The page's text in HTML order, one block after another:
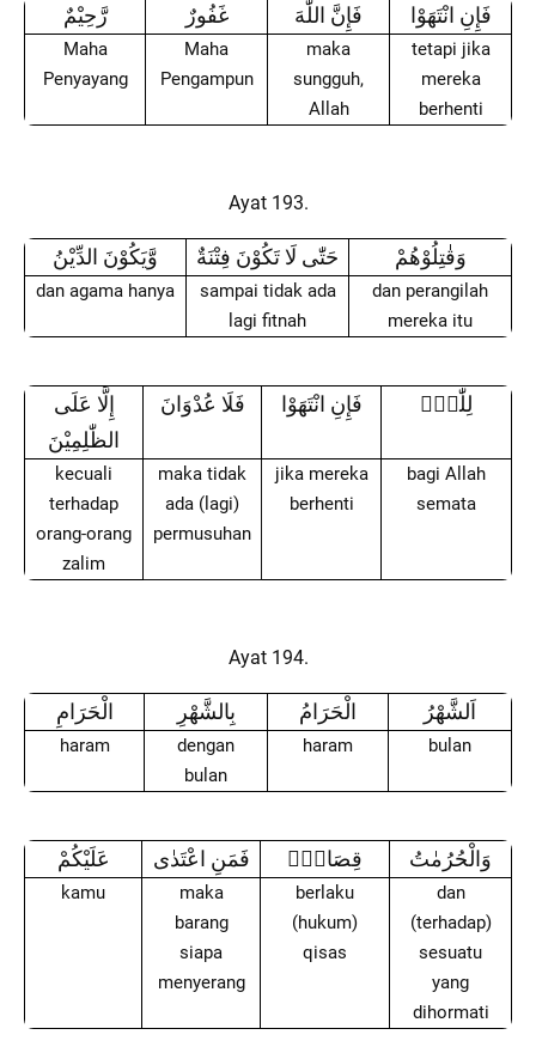
رَّحِيْمٌ غَفُورٌ فَإِنَّ اللّٰهَ فَإِنِ انْتَهَوْا
Maha
Penyayang
Maha
Pengampun
maka
sungguh,
Allah
tetapi jika
mereka
berhenti
Ayat 193.
وَّيَكُوْنَ الدِّيْنُ حَتّٰى لَا تَكُوْنَ فِتْنَةٌ وَقٰتِلُوْهُمْ
dan agama hanya
sampai tidak ada
lagi fitnah
dan perangilah
mereka itu
إِلَّا عَلَى
الظّٰلِمِيْنَ
فَلَا عُدْوَانَ فَإِنِ انْتَهَوْا لِلّٰهِۗ
kecuali
terhadap
orang-orang
zalim
maka tidak
ada (lagi)
permusuhan
jika mereka
berhenti
bagi Allah
semata
Ayat 194.
الْحَرَامِ بِالشَّهْرِ الْحَرَامُ اَلشَّهْرُ
haram
dengan
bulan
haram bulan
عَلَيْكُمْ فَمَنِ اعْتَدٰى قِصَاصٌۗ وَالْحُرُمٰتُ
kamu
maka
barang
siapa
menyerang
berlaku
(hukum)
qisas
dan
(terhadap)
sesuatu
yang
dihormati